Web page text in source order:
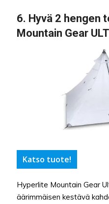
6. Hyvä 2 hengen
Mountain Gear
Katso tuote!
Hyperlite Mountain Gear
äärimmäisen kestävä